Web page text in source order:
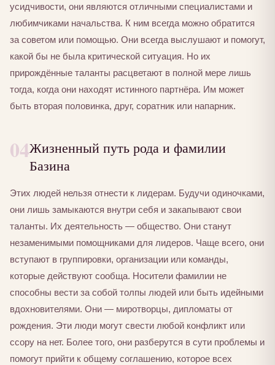
усидчивости, они являются отличными специалистами и
любимчиками начальства. К ним всегда можно обратится
за советом или помощью. Они всегда выслушают и помогут,
какой бы не была критической ситуация. Но их
прирождённые таланты расцветают в полной мере лишь
тогда, когда они находят истинного партнёра. Им может
быть вторая половинка, друг, соратник или напарник.
04Жизненный путь рода и фамилии
Базина
Этих людей нельзя отнести к лидерам. Будучи одиночками,
они лишь замыкаются внутри себя и закапывают свои
таланты. Их деятельность — общество. Они станут
незаменимыми помощниками для лидеров. Чаще всего, они
вступают в группировки, организации или команды,
которые действуют сообща. Носители фамилии не
способны вести за собой толпы людей или быть идейными
вдохновителями. Они — миротворцы, дипломаты от
рождения. Эти люди могут свести любой конфликт или
ссору на нет. Более того, они разберутся в сути проблемы и
помогут прийти к общему соглашению, которое всех